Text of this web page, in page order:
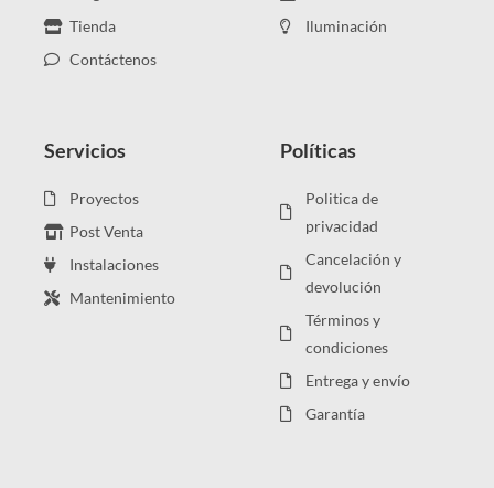
Tienda
Contáctenos
Iluminación
Servicios
Proyectos
Post Venta
Instalaciones
Mantenimiento
Políticas
Politica de
privacidad
Cancelación y
devolución
Términos y
condiciones
Entrega y envío
Garantía